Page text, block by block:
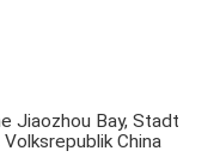
Jiaozhou Bay, Stadt
China